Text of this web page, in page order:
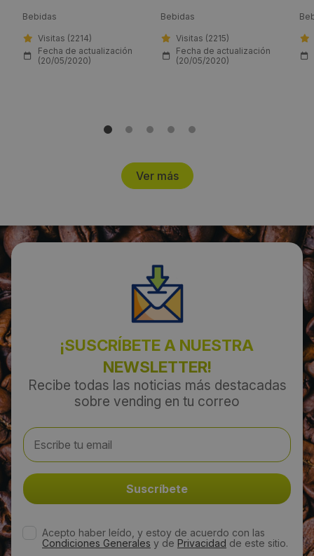
Email:
carolina.rio@danone.com
Lunes 22 Junio 2020
Bebidas
Visitas (2214)
Fecha de actualización
(20/05/2020)
Bebidas
Visitas (2215)
Fecha de actualización
(20/05/2020)
Ver más
¡SUSCRÍBETE A NUESTRA
NEWSLETTER!
Recibe todas las noticias más destacadas
sobre vending en tu correo
Acepto haber leído, y estoy de acuerdo con las
Condiciones Generales y de Privacidad de este sitio.